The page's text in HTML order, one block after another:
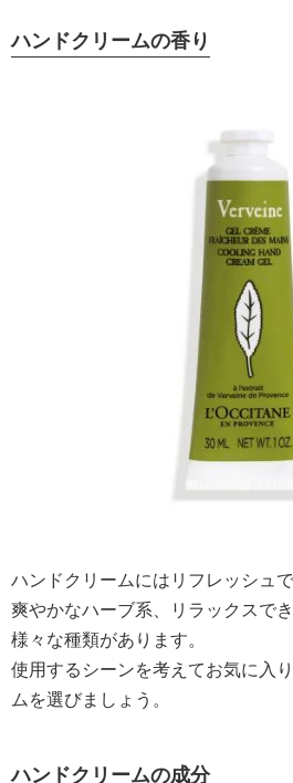
ハンドクリームの香り
ハンドクリームにはリフレッシュ
爽やかなハーブ系、リラックスで
様々な種類があります。
使用するシーンを考えてお気に入
ムを選びましょう。
ハンドクリームの成分